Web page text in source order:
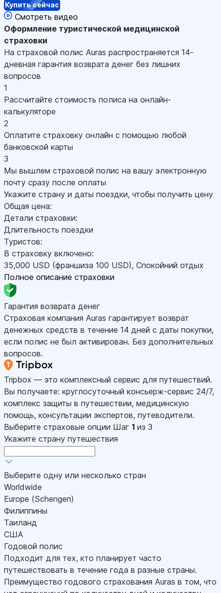
Купить сейчас
Смотреть видео
Оформление туристической медицинской
страховки
На страховой полис Auras распространяется 14-
дневная гарантия возврата денег без лишних
вопросов
1
Рассчитайте стоимость полиса на онлайн-
калькуляторе
2
Оплатите страховку онлайн с помощью любой
банковской карты
3
Мы вышлем страховой полис на вашу электронную
почту сразу после оплаты
Укажите страну и даты поездки, чтобы получить цену
Общая цена:
Детали страховки:
Длительность поездки
Туристов:
В страховку включено:
35,000 USD (франшиза 100 USD), Спокойний отдых
Полное описание страховки
Гарантия возврата денег
Страховая компания Auras гарантирует возврат
денежных средств в течение 14 дней с даты покупки,
если полис не был активирован. Без дополнительных
вопросов.
Tripbox — это комплексный сервис для путешествий.
Вы получаете: круглосуточный консьерж-сервис 24/7,
комплекс защиты в путешествии, медицинскую
помощь, консультации экспертов, путеводители.
Выберите страховые опции Шаг 1 из 3
Укажите страну путешествия
Выберите одну или несколько стран
Worldwide
Europe (Schengen)
Филиппины
Таиланд
США
Годовой полис
Подходит для тех, кто планирует часто
путешествовать в течение года в разные страны.
Преимущество годового страхования Auras в том, что